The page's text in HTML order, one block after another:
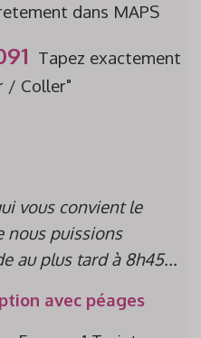
dans MAPS
Tapez exactement
/ Coller"
vous convient le
nous puissions
au plus tard à 8h45...
avec péages